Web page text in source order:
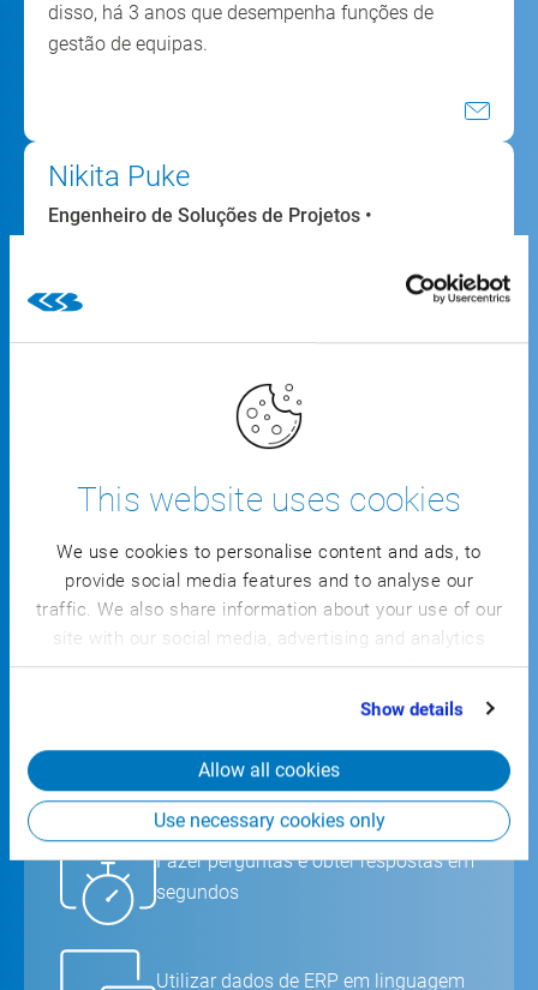
This website uses cookies
We use cookies to personalise content and ads, to
provide social media features and to analyse our
traffic. We also share information about your use of our
site with our social media, advertising and analytics
partners who may combine it with other information
that you’ve provided to them or that they’ve collected
Show details
Allow all cookies
Use necessary cookies only
disso, há 3 anos que desempenha funções de
gestão de equipas.
Nikita Puke
Engenheiro de Soluções de Projetos •
Nikita trabalha há 7 anos na área do
desenvolvimento de software e é especialista em
CSB, sobretudo projetos de automação e dá sempre
contributos valiosos para soluções inovadoras.
As suas
vantagens:
Fazer perguntas e obter respostas em
segundos
Utilizar dados de ERP em linguagem